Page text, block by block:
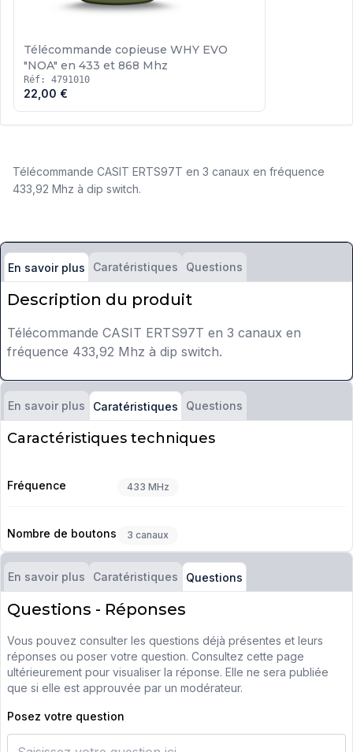
Télécommande copieuse WHY EVO
"NOA" en 433 et 868 Mhz
Réf: 4791010
22,00 €
Télécommande CASIT ERTS97T en 3 canaux en fréquence
433,92 Mhz à dip switch.
En savoir plus Caratéristiques Questions
Description du produit
Télécommande CASIT ERTS97T en 3 canaux en
fréquence 433,92 Mhz à dip switch.
En savoir plus Caratéristiques Questions
Caractéristiques techniques
Fréquence 433 MHz
Nombre de boutons 3 canaux
En savoir plus Caratéristiques Questions
Questions - Réponses
Vous pouvez consulter les questions déjà présentes et leurs
réponses ou poser votre question. Consultez cette page
ultérieurement pour visualiser la réponse. Elle ne sera publiée
que si elle est approuvée par un modérateur.
Posez votre question